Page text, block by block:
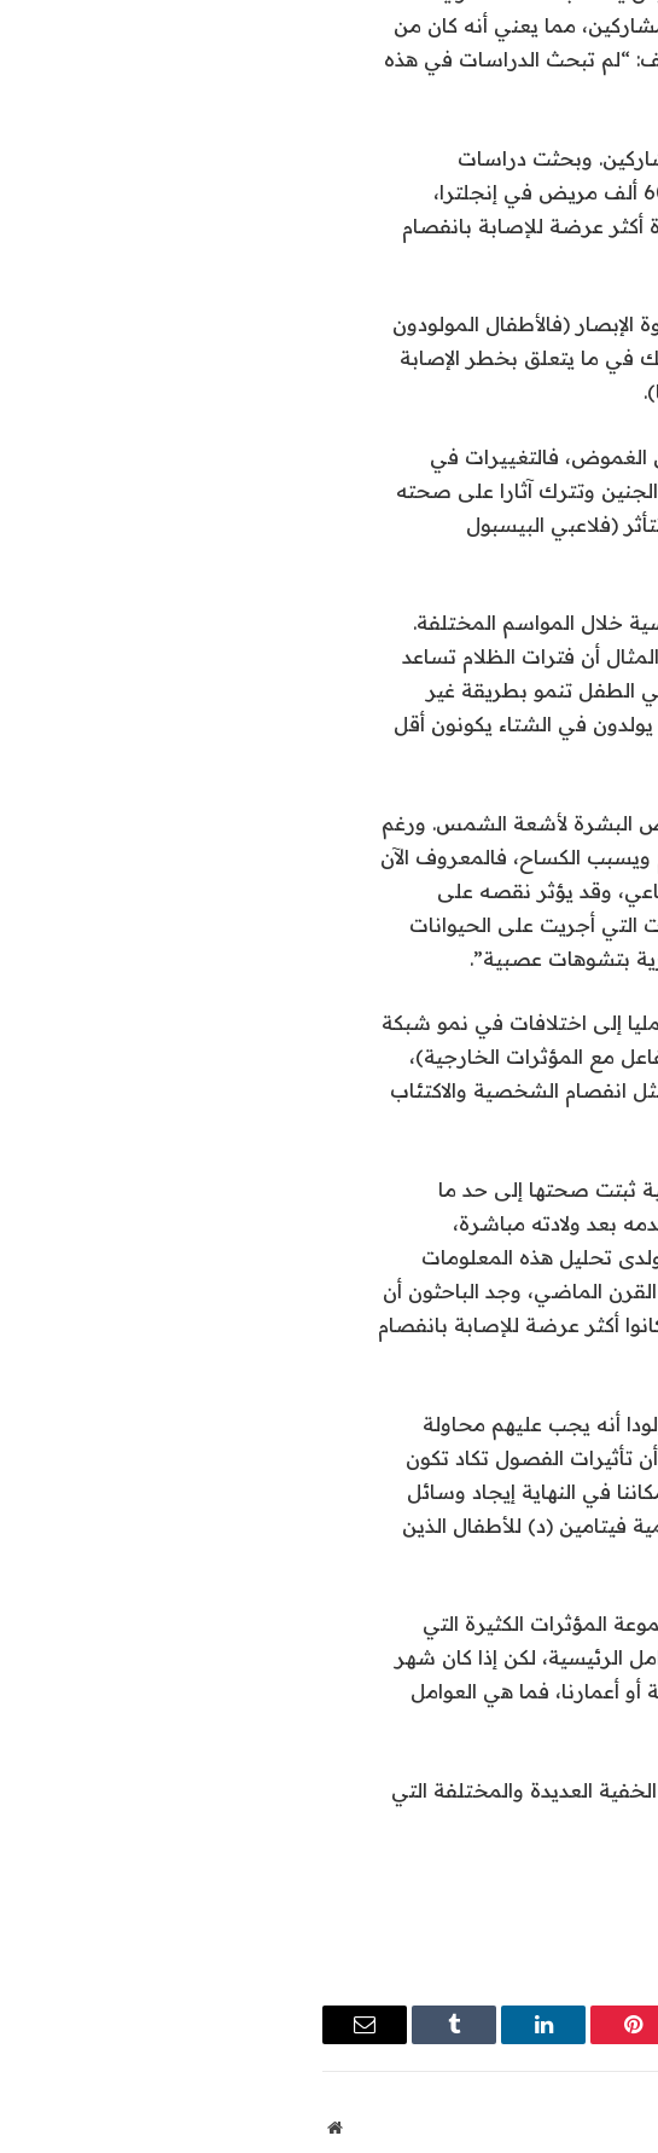
مما يعني أنه كان من
“لم تبحث الدراسات في هذه
وبحثت دراسات
راماغوبلان، على سبيل المثال، في السجلات الصحية لما يقرب من 60 ألف مريض في إنجلترا،
أكثر عرضة للإصابة بانفصام
الإبصار (فالأطفال المولودون
في ما يتعلق بخطر الإصابة
الغموض، فالتغييرات في
وتترك آثارا على صحته
(فلاعبي البيسبول
خلال المواسم المختلفة.
أن فترات الظلام تساعد
الطفل تنمو بطريقة غير
يولدون في الشتاء يكونون أقل
البشرة لأشعة الشمس. ورغم
الكساح، فالمعروف الآن
وقد يؤثر نقصه على
التي أجريت على الحيوانات
بتشوهات عصبية”.
إلى اختلافات في نمو شبكة
مع المؤثرات الخارجية)،
انفصام الشخصية والاكتئاب
ثبتت صحتها إلى حد ما
بعد ولادته مباشرة،
تحليل هذه المعلومات
الماضي، وجد الباحثون أن
أكثر عرضة للإصابة بانفصام
أنه يجب عليهم محاولة
تأثيرات الفصول تكاد تكون
في النهاية إيجاد وسائل
فيتامين (د) للأطفال الذين
المؤثرات الكثيرة التي
الرئيسية، لكن إذا كان شهر
أعمارنا، فما هي العوامل
العديدة والمختلفة التي
بينتيريستلينكدإن Tumblr
البريد
موقع